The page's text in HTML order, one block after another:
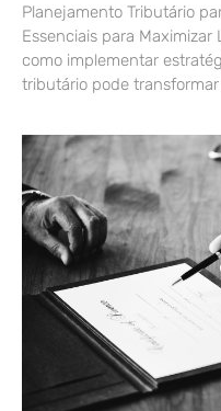
Planejamento Tributário
Essenciais para
como implementar
tributário pode